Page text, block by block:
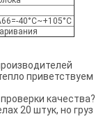
40°C~+105°C
приветствуем
качества?
20 штук, но груз